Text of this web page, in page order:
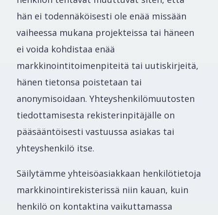
hän ei todennäköisesti ole enää missään
vaiheessa mukana projekteissa tai häneen
ei voida kohdistaa enää
markkinointitoimenpiteitä tai uutiskirjeitä,
hänen tietonsa poistetaan tai
anonymisoidaan. Yhteyshenkilömuutosten
tiedottamisesta rekisterinpitäjälle on
pääsääntöisesti vastuussa asiakas tai
yhteyshenkilö itse.
Säilytämme yhteisöasiakkaan henkilötietoja
markkinointirekisterissä niin kauan, kuin
henkilö on kontaktina vaikuttamassa